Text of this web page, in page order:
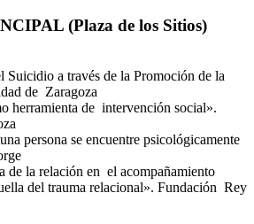
(Plaza de los Sitios)
Suicidio a través de la Promoción de la
de Zaragoza
herramienta de intervención social».
persona se encuentre psicológicamente
de la relación en el acompañamiento
del trauma relacional». Fundación Rey